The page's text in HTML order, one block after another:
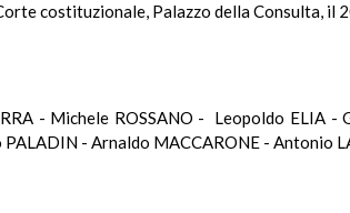
costituzionale, Palazzo della Consulta, il
- Michele ROSSANO - Leopoldo ELIA -
- Arnaldo MACCARONE - Antonio